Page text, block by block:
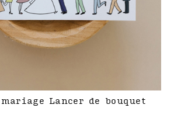
Lancer de bouquet